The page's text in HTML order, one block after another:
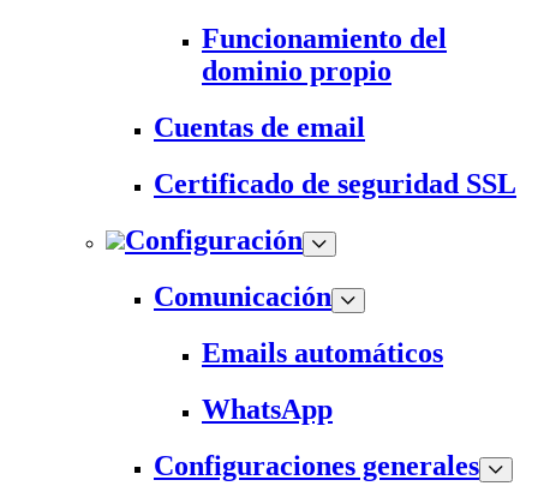
Funcionamiento del
dominio propio
Cuentas de email
Certificado de seguridad SSL
Configuración
Comunicación
Emails automáticos
WhatsApp
Configuraciones generales